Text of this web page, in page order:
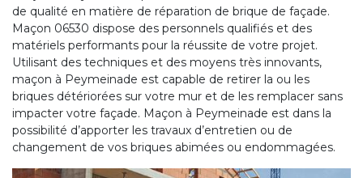
de qualité en matière de réparation de brique de façade.
Maçon 06530 dispose des personnels qualifiés et des
matériels performants pour la réussite de votre projet.
Utilisant des techniques et des moyens très innovants,
maçon à Peymeinade est capable de retirer la ou les
briques détériorées sur votre mur et de les remplacer sans
impacter votre façade. Maçon à Peymeinade est dans la
possibilité d’apporter les travaux d’entretien ou de
changement de vos briques abimées ou endommagées.